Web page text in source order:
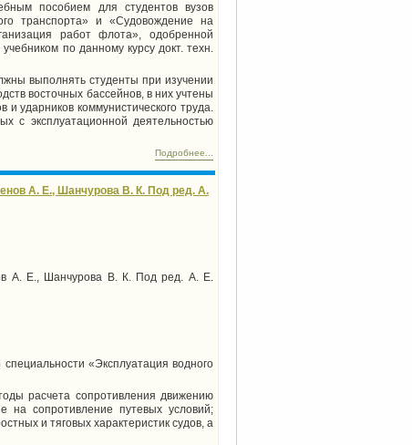
пособием для студентов вузов
транспорта» и «Судовождение на
работ флота», одобренной
по данному курсу докт. техн.
выполнять студенты при изучении
восточных бассейнов, в них учтены
ударников коммунистического труда.
с эксплуатационной деятельностью
Подробнее...
А. Е., Шанчурова В. К. Под ред. А.
А. Е., Шанчурова В. К. Под ред. А. Е.
«Эксплуатация водного
расчета сопротивления движению
на сопротивление путевых условий;
и тяговых характеристик судов, а